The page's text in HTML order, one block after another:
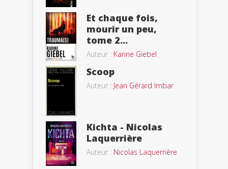
Et chaque fois,
mourir un peu,
tome 2...
Auteur : Karine Giebel
Scoop
Auteur : Jean Gérard Imbar
Kichta - Nicolas
Laquerrière
Auteur : Nicolas Laquerrière